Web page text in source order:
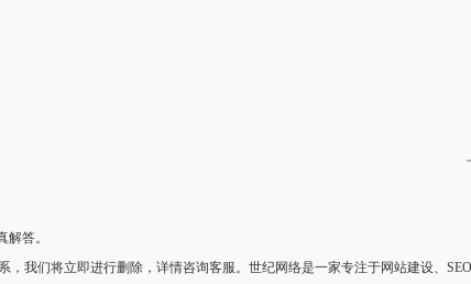
答。
们将立即进行删除，详情咨询客服。世纪网络是一家专注于网站建设、